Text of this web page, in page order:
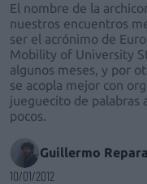
El nombre de la
nuestros encuentros
ser el acrónimo de
Mobility of University
algunos meses, y por
se acopla mejor con
jueguecito de palabras
pocos.
Guillermo
10/01/2012